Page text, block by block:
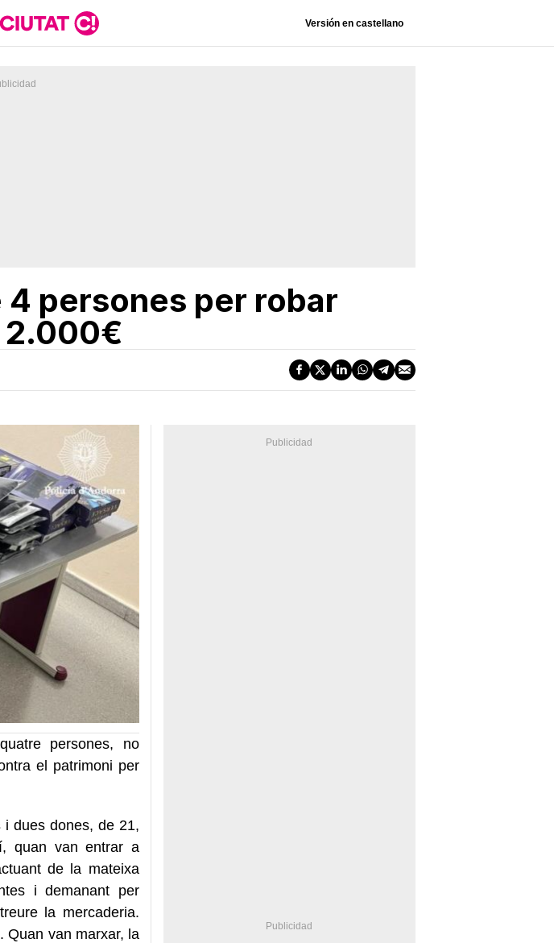
Versión en castellano
persones per robar
2.000€
persones, no
el patrimoni per
i dues dones, de 21,
quan van entrar a
de la mateixa
i demanant per
la mercaderia.
Quan van marxar, la